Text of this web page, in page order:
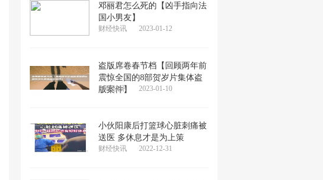
邓丽君怎么死的【凶手指向法
国小男友】
财经快讯 2023-01-12
盗版席卷春节档【回顾两年前
震惊全国的8部贺岁片集体盗
版案件】
财经快讯 2023-01-10
小伙阳康后打篮球心脏刺痛被
送医 多休息才是为上策
财经快讯 2022-12-31